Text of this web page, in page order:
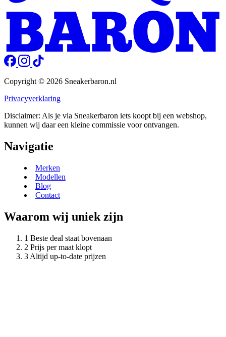
Copyright © 2026 Sneakerbaron.nl
Privacyverklaring
Disclaimer: Als je via Sneakerbaron iets koopt bij een webshop,
kunnen wij daar een kleine commissie voor ontvangen.
Navigatie
Merken
Modellen
Blog
Contact
Waarom wij uniek zijn
Beste deal staat bovenaan
Prijs per maat klopt
Altijd up-to-date prijzen